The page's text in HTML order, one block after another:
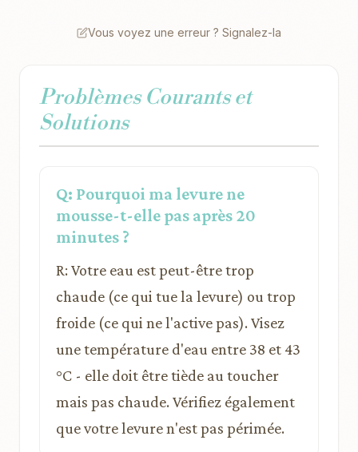
Vous voyez une erreur ? Signalez-la
Problèmes Courants et
Solutions
Q: Pourquoi ma levure ne
mousse-t-elle pas après 20
minutes ?
R: Votre eau est peut-être trop
chaude (ce qui tue la levure) ou trop
froide (ce qui ne l'active pas). Visez
une température d'eau entre 38 et 43
°C - elle doit être tiède au toucher
mais pas chaude. Vérifiez également
que votre levure n'est pas périmée.